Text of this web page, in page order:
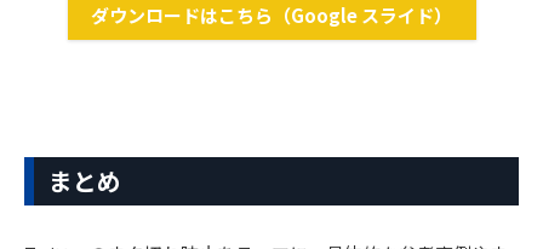
ダウンロードはこちら（Google スライド）
まとめ